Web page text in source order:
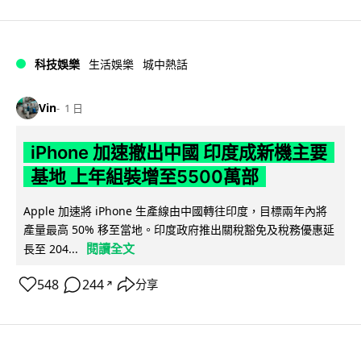
科技娛樂 生活娛樂 城中熱話
Vin 1 日
iPhone 加速撤出中國 印度成新機主要
基地 上年組裝增至5500萬部
Apple 加速將 iPhone 生產線由中國轉往印度，目標兩年內將
產量最高 50% 移至當地。印度政府推出關稅豁免及稅務優惠延
長至 204...
閱讀全文
548 244 ↗ 分享